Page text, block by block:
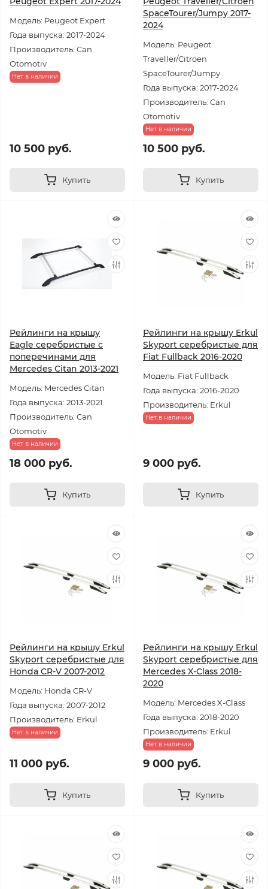
Модель: Peugeot Expert
Года выпуска: 2017-2024
Производитель: Can
Otomotiv
Нет в наличии
10 500 руб.
Купить
SpaceTourer/Jumpy 2017-
2024
Модель: Peugeot
Traveller/Citroen
SpaceTourer/Jumpy
Года выпуска: 2017-2024
Производитель: Can
Otomotiv
Нет в наличии
10 500 руб.
Купить
Рейлинги на крышу
Eagle серебристые с
поперечинами для
Mercedes Citan 2013-2021
Модель: Mercedes Citan
Года выпуска: 2013-2021
Производитель: Can
Otomotiv
Нет в наличии
18 000 руб.
Купить
Рейлинги на крышу Erkul
Skyport серебристые для
Fiat Fullback 2016-2020
Модель: Fiat Fullback
Года выпуска: 2016-2020
Производитель: Erkul
Нет в наличии
9 000 руб.
Купить
Рейлинги на крышу Erkul
Skyport серебристые для
Honda CR-V 2007-2012
Модель: Honda CR-V
Года выпуска: 2007-2012
Производитель: Erkul
Нет в наличии
11 000 руб.
Купить
Рейлинги на крышу Erkul
Skyport серебристые для
Mercedes X-Class 2018-
2020
Модель: Mercedes X-Class
Года выпуска: 2018-2020
Производитель: Erkul
Нет в наличии
9 000 руб.
Купить